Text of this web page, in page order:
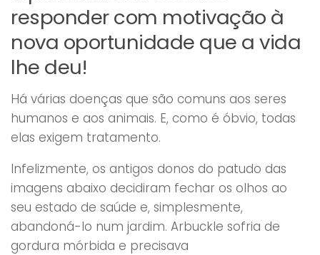
responder com motivação à
nova oportunidade que a vida
lhe deu!
Há várias doenças que são comuns aos seres
humanos e aos animais. E, como é óbvio, todas
elas exigem tratamento.
Infelizmente, os antigos donos do patudo das
imagens abaixo decidiram fechar os olhos ao
seu estado de saúde e, simplesmente,
abandoná-lo num jardim. Arbuckle sofria de
gordura mórbida e precisava